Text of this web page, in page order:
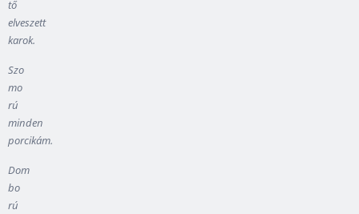
tő
elveszett
karok.
Szo
mo
rú
minden
porcikám.
Dom
bo
rú